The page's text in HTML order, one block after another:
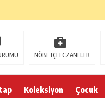
NÖBETÇİ ECZANELER
Koleksiyon Çocuk